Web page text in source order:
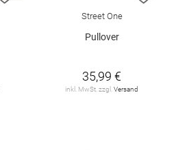
Street One
Pullover
35,99 €
inkl. MwSt. zzgl. Versand